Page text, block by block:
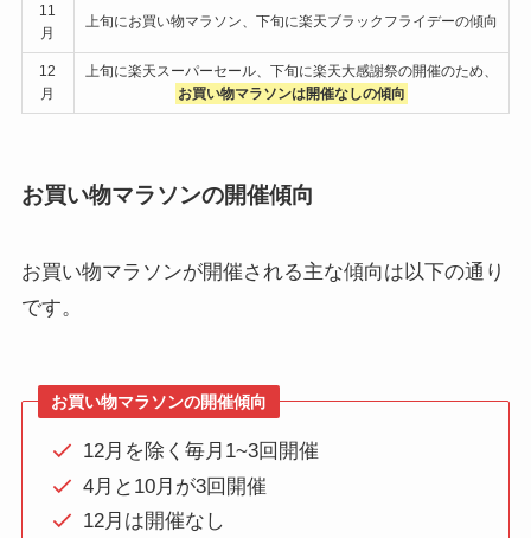
11
月
上旬にお買い物マラソン、下旬に楽天ブラックフライデーの傾向
12
月
上旬に楽天スーパーセール、下旬に楽天大感謝祭の開催のため、
お買い物マラソンは開催なしの傾向
お買い物マラソンの開催傾向
お買い物マラソンが開催される主な傾向は以下の通り
です。
お買い物マラソンの開催傾向
12月を除く毎月1~3回開催
4月と10月が3回開催
12月は開催なし